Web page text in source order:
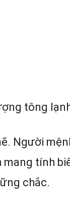
tông
Người
mang tính
chắc.